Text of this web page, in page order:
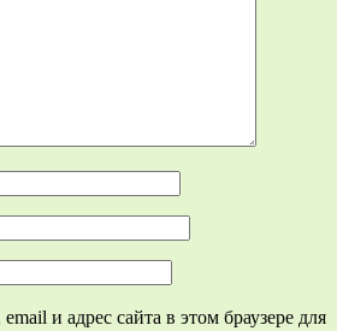
и адрес сайта в этом браузере для